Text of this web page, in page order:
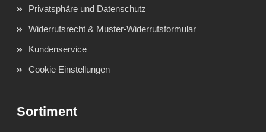
Privatsphäre und Datenschutz
Widerrufsrecht & Muster-Widerrufsformular
Kundenservice
Cookie Einstellungen
Sortiment